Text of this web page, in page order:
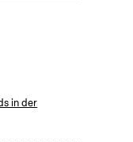
in der